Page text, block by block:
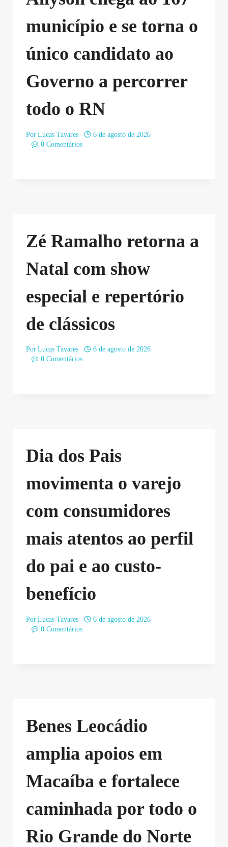
município e se torna o
único candidato ao
Governo a percorrer
todo o RN
Por Lucas Tavares
6 de agosto de 2026
0 Comentários
Zé Ramalho retorna a
Natal com show
especial e repertório
de clássicos
Por Lucas Tavares
6 de agosto de 2026
0 Comentários
Dia dos Pais
movimenta o varejo
com consumidores
mais atentos ao perfil
do pai e ao custo-
benefício
Por Lucas Tavares
6 de agosto de 2026
0 Comentários
Benes Leocádio
amplia apoios em
Macaíba e fortalece
caminhada por todo o
Rio Grande do Norte